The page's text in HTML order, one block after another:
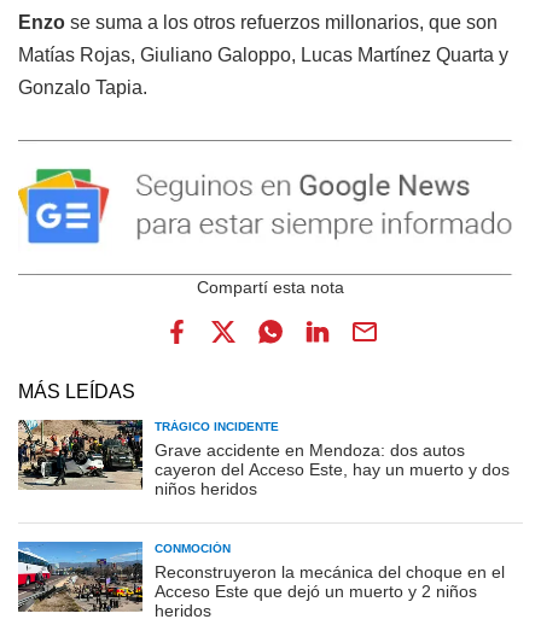
Enzo se suma a los otros refuerzos millonarios, que son
Matías Rojas, Giuliano Galoppo, Lucas Martínez Quarta y
Gonzalo Tapia.
MÁS LEÍDAS
TRÁGICO INCIDENTE
Grave accidente en Mendoza: dos autos
cayeron del Acceso Este, hay un muerto y dos
niños heridos
CONMOCIÓN
Reconstruyeron la mecánica del choque en el
Acceso Este que dejó un muerto y 2 niños
heridos